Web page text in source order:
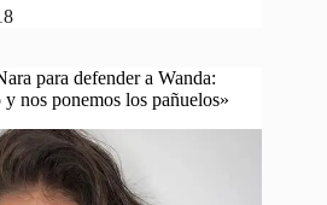
para defender a Wanda:
nos ponemos los pañuelos»